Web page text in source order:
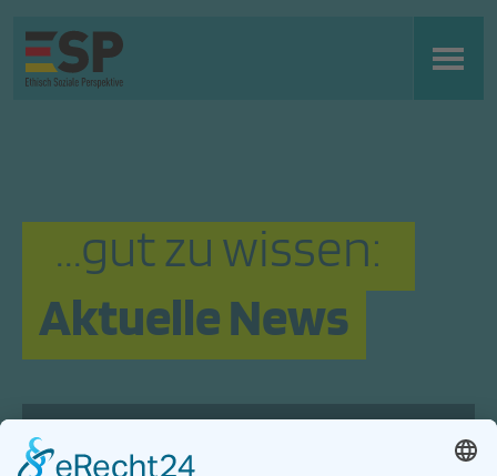
...gut zu wissen:
Aktuelle News
Was treibt uns an? Was geschieht in